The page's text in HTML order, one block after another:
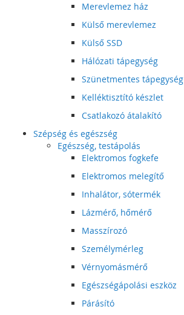
Merevlemez ház
Külső merevlemez
Külső SSD
Hálózati tápegység
Szünetmentes tápegység
Kelléktisztító készlet
Csatlakozó átalakító
Szépség és egészség
Egészség, testápolás
Elektromos fogkefe
Elektromos melegítő
Inhalátor, sótermék
Lázmérő, hőmérő
Masszírozó
Személymérleg
Vérnyomásmérő
Egészségápolási eszköz
Párásító